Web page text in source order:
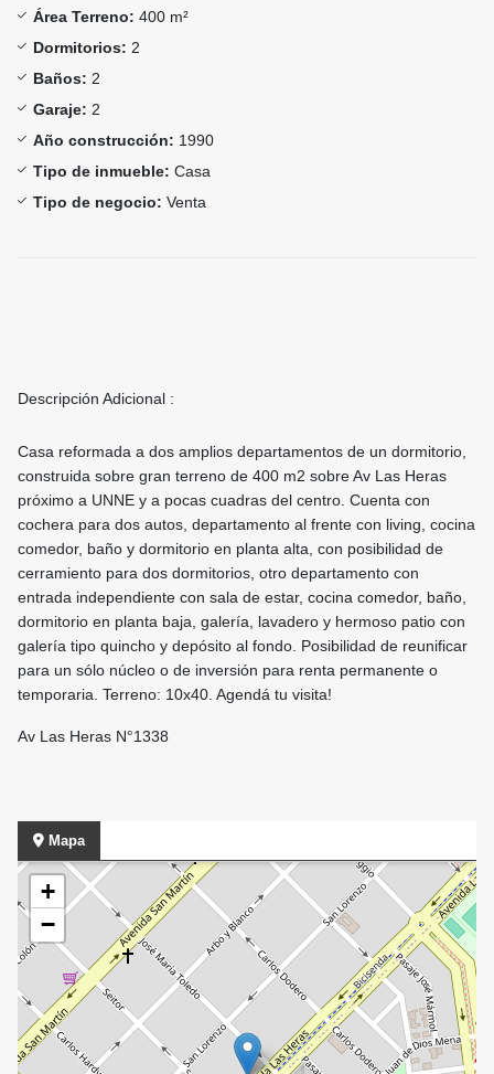
Área Terreno: 400 m²
Dormitorios: 2
Baños: 2
Garaje: 2
Año construcción: 1990
Tipo de inmueble: Casa
Tipo de negocio: Venta
Descripción Adicional :
Casa reformada a dos amplios departamentos de un dormitorio,
construida sobre gran terreno de 400 m2 sobre Av Las Heras
próximo a UNNE y a pocas cuadras del centro. Cuenta con
cochera para dos autos, departamento al frente con living, cocina
comedor, baño y dormitorio en planta alta, con posibilidad de
cerramiento para dos dormitorios, otro departamento con
entrada independiente con sala de estar, cocina comedor, baño,
dormitorio en planta baja, galería, lavadero y hermoso patio con
galería tipo quincho y depósito al fondo. Posibilidad de reunificar
para un sólo núcleo o de inversión para renta permanente o
temporaria. Terreno: 10x40. Agendá tu visita!
Av Las Heras N°1338
Mapa
+
−